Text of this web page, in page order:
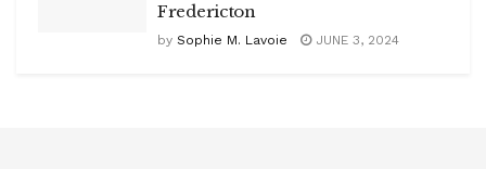
Fredericton
by Sophie M. Lavoie JUNE 3, 2024